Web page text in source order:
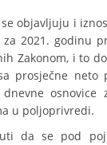
objavljuju i
2021. godinu
Zakonom, i to
prosječne neto
osnovice
u poljoprivredi.
da se pod